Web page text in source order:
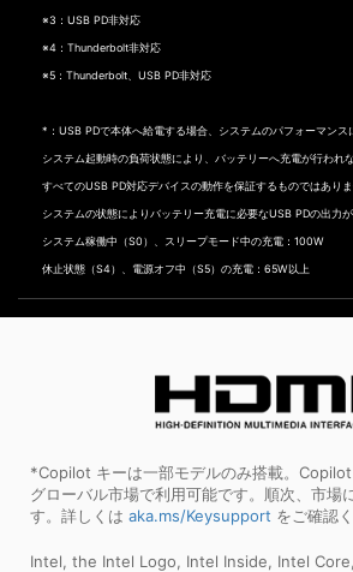
※3：USB PD非対応
※4：Thunderbolt非対応
※5：Thunderbolt、USB PD非対応
*：USB PDで本体へ給電する場合、システムのパフォーマンス
システム起動時の負荷状態により、バッテリーへ充電が行われ
すべてのUSB PD対応デバイスの動作を保証するものではありま
システムの状態によりバッテリー充電に必要なUSB PDの出力が
システム稼働中（S0）、スリープモード中の充電：100W
休止状態（S4）、電源オフ中（S5）の充電：65W以上
*Copilot キーは一部モデルのみ搭載。
グローバル市場で利用可能です。順次、市場
す。詳しくは aka.ms/Keysupport をご確認
Intel, the Intel Logo, Intel Inside, Intel